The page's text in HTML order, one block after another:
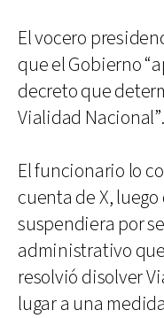
El vocero
que el Gobierno
decreto que
Vialidad Nacional”.
El funcionario lo
cuenta de X,
suspendiera por
administrativo
resolvió disolver
lugar a una